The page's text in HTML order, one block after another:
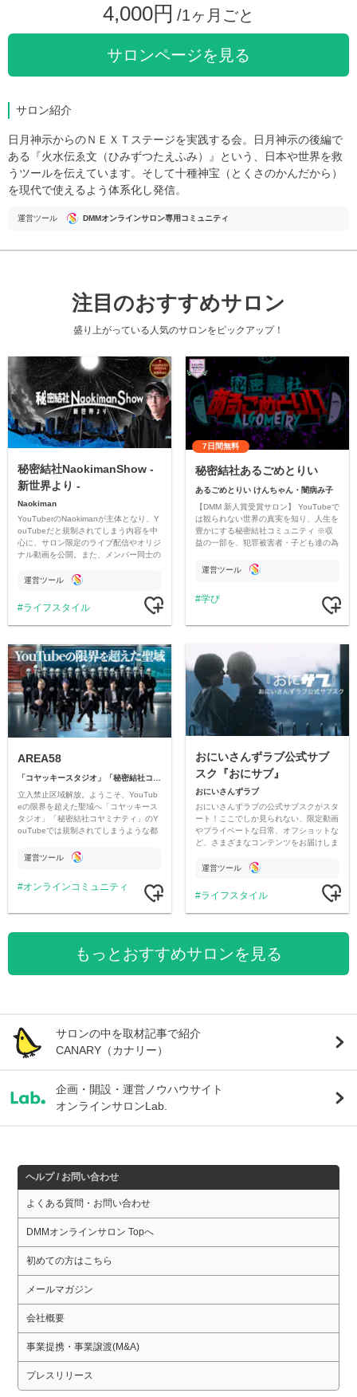
4,000円 /1ヶ月ごと
サロンページを見る
サロン紹介
日月神示からのＮＥＸＴステージを実践する会。日月神示の後編で
ある『火水伝ゑ文（ひみずつたえふみ）』という、日本や世界を救
うツールを伝えています。そして十種神宝（とくさのかんだから）
を現代で使えるよう体系化し発信。
運営ツール DMMオンラインサロン専用コミュニティ
注目のおすすめサロン
盛り上がっている人気のサロンをピックアップ！
秘密結社NaokimanShow -
新世界より -
Naokiman
YouTuberのNaokimanが主体となり、Y
ouTubeだと規制されてしまう内容を中
心に、サロン限定のライブ配信やオリジ
ナル動画を公開。また、メンバー同士の
ただいています。
運営ツール
ライフスタイル
7日間無料
秘密結社あるごめとりい
あるごめとりい けんちゃん・闇病み子
【DMM 新人賞受賞サロン】 YouTubeで
は観られない世界の真実を知り、人生を
豊かにする秘密結社コミュニティ ※収
益の一部を、犯罪被害者・子ども達の為
す運営ツール
学び
AREA58
立入禁止区域解放。ようこそ、YouTub
eの限界を超えた聖域へ「コヤッキース
タジオ」「秘密結社コヤミナティ」のY
ouTubeでは規制されてしまうような都
公開。
運営ツール
オンラインコミュニティ
おにいさんずラブ公式サブ
スク『おにサブ』
おにいさんずラブ
おにいさんずラブの公式サブスクがスタ
ート！ここでしか見られない、限定動画
やプライベートな日常、オフショットな
ど、さまざまなコンテンツをお届けしま
運営ツール
ライフスタイル
もっとおすすめサロンを見る
サロンの中を取材記事で紹介
CANARY（カナリー）
企画・開設・運営ノウハウサイト
オンラインサロンLab.
ヘルプ / お問い合わせ
よくある質問・お問い合わせ
DMMオンラインサロン Topへ
初めての方はこちら
メールマガジン
会社概要
事業提携・事業譲渡(M&A)
プレスリリース